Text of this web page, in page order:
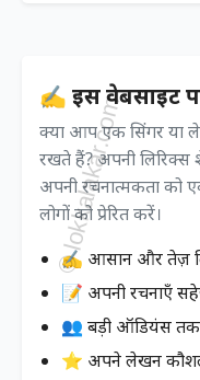
✍️ इस वेबसाइट
क्या आप एक सिंगर या
रखते हैं? अपनी लिरिक्स
अपनी रचनात्मकता
लोगों को प्रेरित करें।
✍️ आसान और तेज़
📝 अपनी रचनाएँ
👥 बड़ी ऑडियंस तक
⭐ अपने लेखन